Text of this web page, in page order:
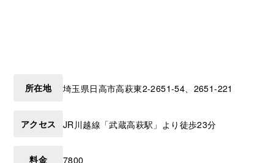
所在地 埼玉県日高市高萩東2-2651-54、2651-221
アクセス JR川越線「武蔵高萩駅」より徒歩23分
料金 7800